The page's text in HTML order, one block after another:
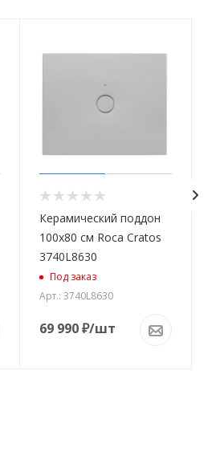
Керамический поддон
100x80 см Roca Cratos
3740L8630
Под заказ
Арт.: 3740L8630
69 990₽/шт